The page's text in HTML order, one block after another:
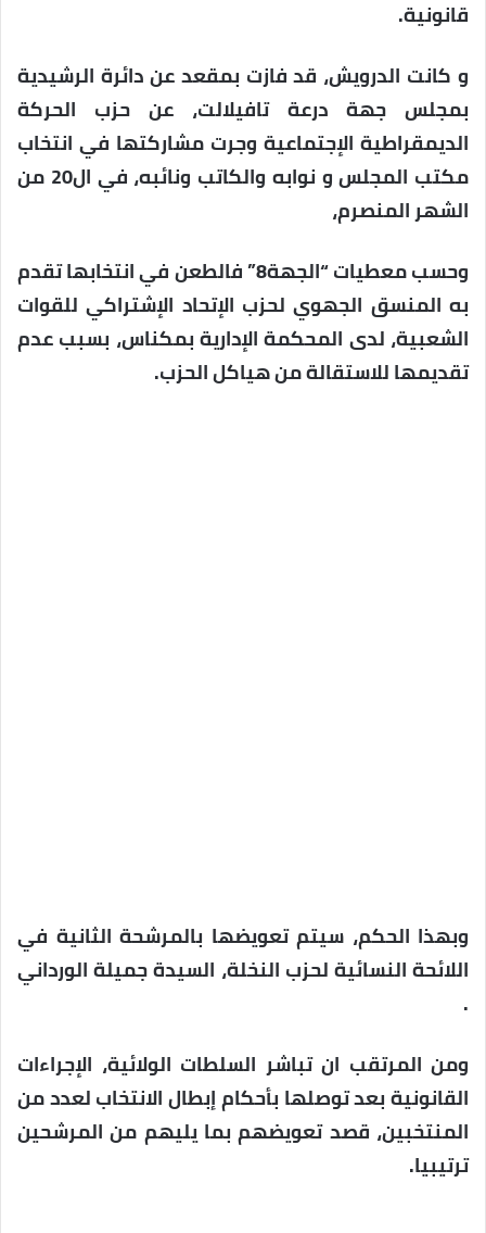
قانونية.
و كانت الدرويش، قد فازت بمقعد عن دائرة الرشيدية
بمجلس جهة درعة تافيلالت، عن حزب الحركة
الديمقراطية الإجتماعية وجرت مشاركتها في انتخاب
مكتب المجلس و نوابه والكاتب ونائبه، في ال20 من
الشهر المنصرم،
وحسب معطيات “الجهة8” فالطعن في انتخابها تقدم
به المنسق الجهوي لحزب الإتحاد الإشتراكي للقوات
الشعبية، لدى المحكمة الإدارية بمكناس، بسبب عدم
تقديمها للاستقالة من هياكل الحزب.
وبهذا الحكم، سيتم تعويضها بالمرشحة الثانية في
اللائحة النسائية لحزب النخلة، السيدة جميلة الورداني
.
ومن المرتقب ان تباشر السلطات الولائية، الإجراءات
القانونية بعد توصلها بأحكام إبطال الانتخاب لعدد من
المنتخبين، قصد تعويضهم بما يليهم من المرشحين
ترتيبيا.